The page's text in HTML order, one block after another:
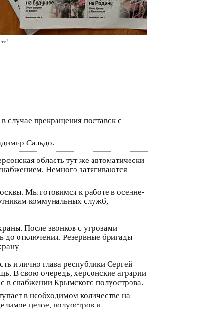
случае прекращения поставок с
Сальдо.
область тут же автоматически
Немного затягиваются
Мы готовимся к работе в осенне-
коммунальных служб,
После звонков с угрозами
до отключения. Резервные бригады
и лично глава республики Сергей
В свою очередь, херсонские аграрии
в снабжении Крымского полуострова.
в необходимом количестве на
целое, полуостров и